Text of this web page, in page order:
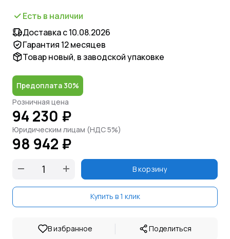
Есть в наличии
Доставка с 10.08.2026
Гарантия 12 месяцев
Товар новый, в заводской упаковке
Предоплата 30%
Розничная цена
94 230 ₽
Юридическим лицам (НДС 5%)
98 942 ₽
В корзину
Купить в 1 клик
В избранное | Поделиться